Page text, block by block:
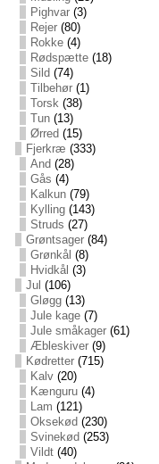
Pighvar(3)
Rejer(80)
Rokke(4)
Rødspætte(18)
Sild (74)
Tilbehør(1)
Torsk(38)
Tun(13)
Ørred (15)
Fjerkræ (333)
And (28)
Gås (4)
Kalkun(79)
Kylling(143)
Struds (27)
Grøntsager(84)
Grønkål (8)
Hvidkål (3)
Jul (106)
Gløgg(13)
Jule kage(7)
Jule småkager(61)
Æbleskiver(9)
Kødretter(715)
Kalv(20)
Kænguru(4)
Lam (121)
Oksekød (230)
Svinekød (253)
Vildt(40)